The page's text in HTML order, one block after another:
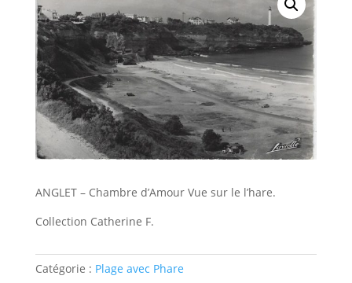
ANGLET – Chambre d’Amour Vue sur le l’hare.
Collection Catherine F.
Catégorie : Plage avec Phare